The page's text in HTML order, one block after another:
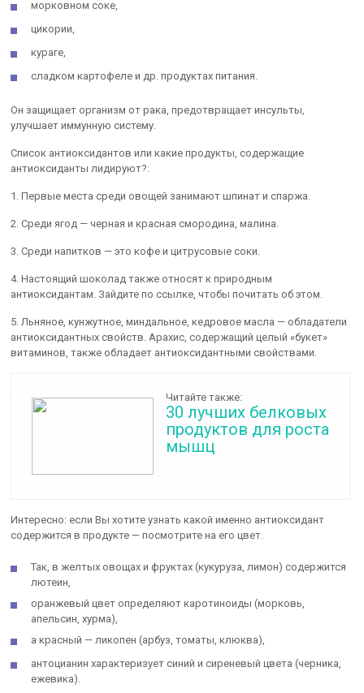
морковном соке,
цикории,
кураге,
сладком картофеле и др. продуктах питания.
Он защищает организм от рака, предотвращает инсульты,
улучшает иммунную систему.
Список антиоксидантов или какие продукты, содержащие
антиоксиданты лидируют?:
1. Первые места среди овощей занимают шпинат и спаржа.
2. Среди ягод — черная и красная смородина, малина.
3. Среди напитков — это кофе и цитрусовые соки.
4. Настоящий шоколад также относят к природным
антиоксидантам. Зайдите по ссылке, чтобы почитать об этом.
5. Льняное, кунжутное, миндальное, кедровое масла — обладатели
антиоксидантных свойств. Арахис, содержащий целый «букет»
витаминов, также обладает антиоксидантными свойствами.
Читайте также:
30 лучших белковых
продуктов для роста
мышц
Интересно: если Вы хотите узнать какой именно антиоксидант
содержится в продукте — посмотрите на его цвет.
Так, в желтых овощах и фруктах (кукуруза, лимон) содержится
лютеин,
оранжевый цвет определяют каротиноиды (морковь,
апельсин, хурма),
а красный — ликопен (арбуз, томаты, клюква),
антоцианин характеризует синий и сиреневый цвета (черника,
ежевика).